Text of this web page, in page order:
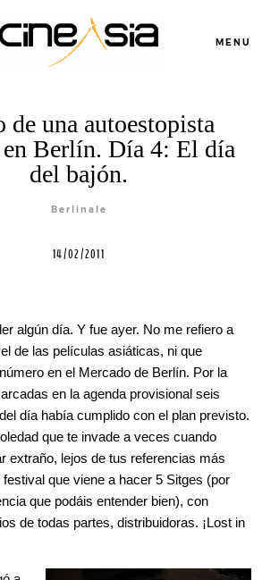
MENU
de una autoestopista
en Berlín. Día 4: El día
del bajón.
Berlinale
14/02/2011
algún día. Y fue ayer. No me refiero a
de las películas asiáticas, ni que
en el Mercado de Berlín. Por la
en la agenda provisional seis
día había cumplido con el plan previsto.
que te invade a veces cuando
extraño, lejos de tus referencias más
que viene a hacer 5 Sitges (por
que podáis entender bien), con
de todas partes, distribuidoras. ¡Lost in